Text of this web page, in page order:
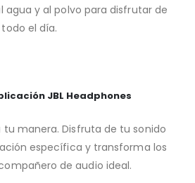
agua y al polvo para disfrutar de
el día.
JBL Headphones
manera. Disfruta de tu sonido
específica y transforma los
de audio ideal.